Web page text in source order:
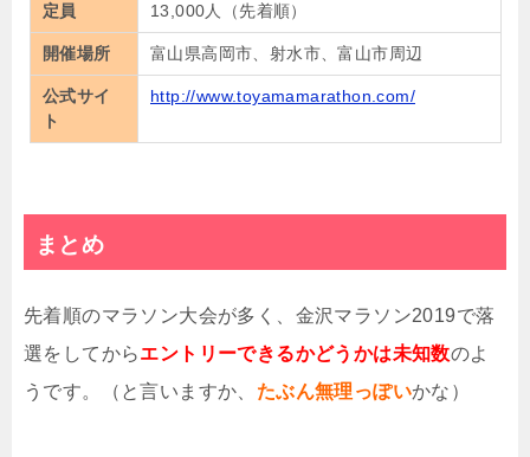
定員 13,000人（先着順）
開催場所 富山県高岡市、射水市、富山市周辺
公式サイ
ト
http://www.toyamamarathon.com/
まとめ
先着順のマラソン大会が多く、金沢マラソン2019で落
選をしてからエントリーできるかどうかは未知数のよ
うです。（と言いますか、 たぶん無理っぽいかな）